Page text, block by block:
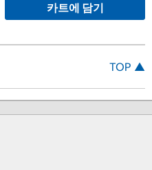
카트에 담기
TOP ▲